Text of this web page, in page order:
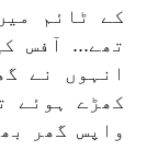
کے ٹائم
تھے... آفس
انہوں نے
کھڑے ہوئے
واپس گھر